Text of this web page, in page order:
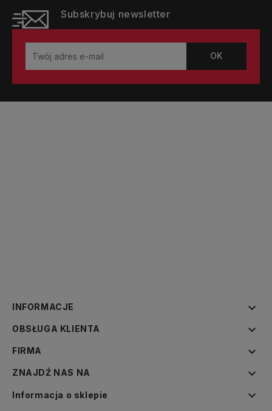
Subskrybuj newsletter
INFORMACJE 
OBSŁUGA KLIENTA 
FIRMA 
ZNAJDŹ NAS NA 
Informacja o sklepie 